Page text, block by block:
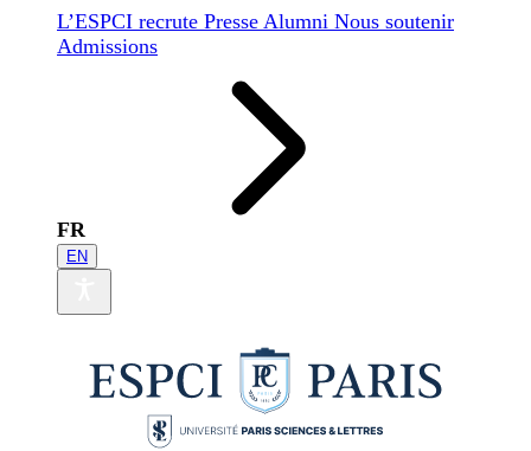
L’ESPCI recrute Presse Alumni Nous soutenir
Admissions
FR
EN